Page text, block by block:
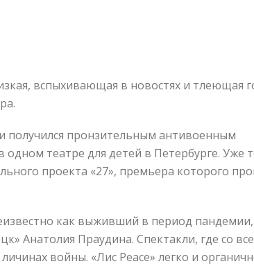
вспыхивающая в новостях и тлеющая
получился пронзительным антивоенным
театре для детей в Петербурге. Уже
проекта «27», премьера которого
как выживший в период пандемии,
Анатолия Праудина. Спектакли, где со
войны. «Лис Peace» легко и